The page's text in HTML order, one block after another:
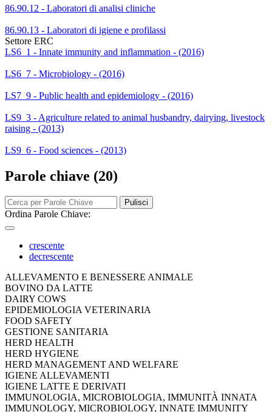
86.90.12 - Laboratori di analisi cliniche
86.90.13 - Laboratori di igiene e profilassi
Settore ERC
LS6_1 - Innate immunity and inflammation - (2016)
LS6_7 - Microbiology - (2016)
LS7_9 - Public health and epidemiology - (2016)
LS9_3 - Agriculture related to animal husbandry, dairying, livestock
raising - (2013)
LS9_6 - Food sciences - (2013)
Parole chiave (20)
Pulisci
Ordina Parole Chiave:
crescente
decrescente
ALLEVAMENTO E BENESSERE ANIMALE
BOVINO DA LATTE
DAIRY COWS
EPIDEMIOLOGIA VETERINARIA
FOOD SAFETY
GESTIONE SANITARIA
HERD HEALTH
HERD HYGIENE
HERD MANAGEMENT AND WELFARE
IGIENE ALLEVAMENTI
IGIENE LATTE E DERIVATI
IMMUNOLOGIA, MICROBIOLOGIA, IMMUNITÀ INNATA
IMMUNOLOGY, MICROBIOLOGY, INNATE IMMUNITY